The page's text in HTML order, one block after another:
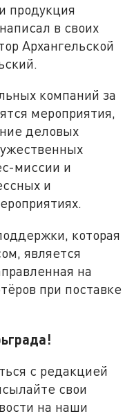
продукция
в своих
Архангельской
компаний за
мероприятия,
деловых
миссии и
и
которая
является
на
при поставке
с редакцией
свои
на наши